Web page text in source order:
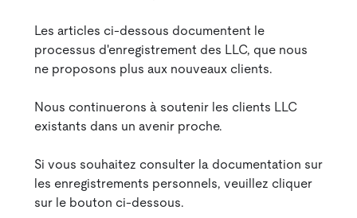
Les articles ci-dessous documentent le
processus d'enregistrement des LLC, que nous
ne proposons plus aux nouveaux clients.
Nous continuerons à soutenir les clients LLC
existants dans un avenir proche.
Si vous souhaitez consulter la documentation sur
les enregistrements personnels, veuillez cliquer
sur le bouton ci-dessous.